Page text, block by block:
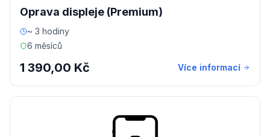
Oprava displeje (Premium)
~ 3 hodiny
6 měsíců
1 390,00 Kč Více informací